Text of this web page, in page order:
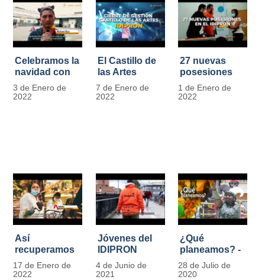
Celebramos la
navidad con
los Niños y
Niñas de los
3 de Enero de
2022
El Castillo de
las Artes
celebra su
primer año
7 de Enero de
2022
27 nuevas
posesiones
en el IDIPRON
1 de Enero de
2022
Así
recuperamos
las bancas del
Park Way
17 de Enero de
2022
Jóvenes del
IDIPRON
comprometidos
con la
4 de Junio de
2021
¿Qué
planeamos? -
Por Carlos
Marín, director
28 de Julio de
2020